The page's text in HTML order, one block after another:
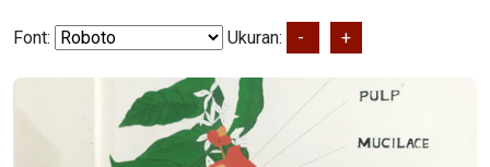
Font: Ukuran: - +